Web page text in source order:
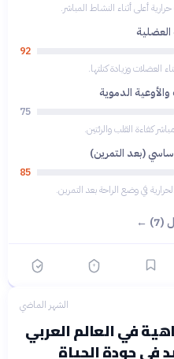
أعلى أثناء النشاط المباشر.
العضلية
92
العضلات وزيادة كتلتها.
الدموية
75
كفاءة القلب والرئتين.
(بعد التمرين)
85
في وضع الراحة بعد التمرين.
←
الشهر الماضي
في العالم العربي
في جودة الحياة